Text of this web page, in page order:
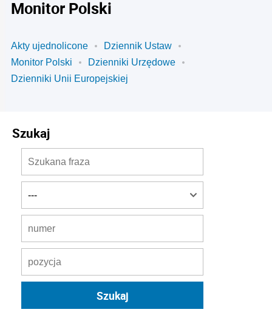
Monitor Polski
Akty ujednolicone
Dziennik Ustaw
Monitor Polski
Dzienniki Urzędowe
Dzienniki Unii Europejskiej
Szukaj